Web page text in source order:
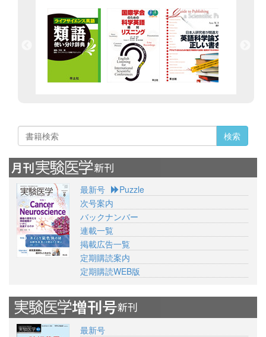
検索
最新号
Puzzle
次号案内
バックナンバー
連載一覧
掲載広告一覧
定期購読案内
定期購読WEB版
最新号